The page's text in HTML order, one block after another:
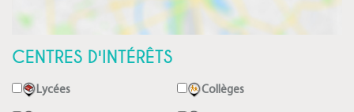
CENTRES D'INTÉRÊTS
Lycées Collèges